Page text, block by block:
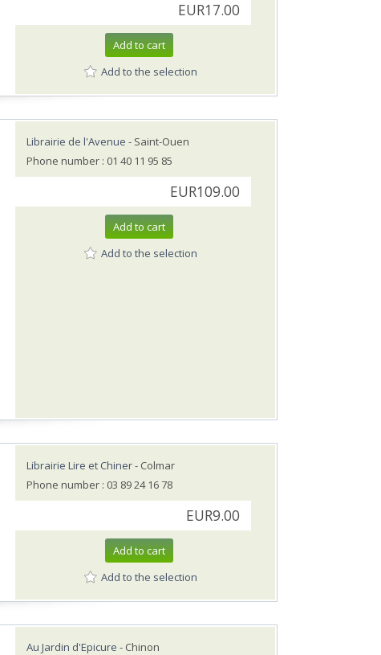
EUR17.00
Add to cart
Add to the selection
Librairie de l'Avenue - Saint-Ouen
Phone number : 01 40 11 95 85
EUR109.00
Add to cart
Add to the selection
Librairie Lire et Chiner- Colmar
Phone number : 03 89 24 16 78
EUR9.00
Add to cart
Add to the selection
Au Jardin d'Epicure - Chinon